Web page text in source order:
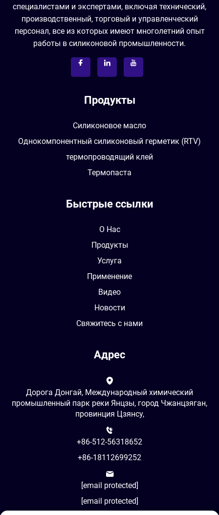
специалистами и экспертами, включая технический,
производственный, торговый и управленческий
персонал, все из которых имеют многолетний опыт
работы в силиконовой промышленности.
Продукты
Силиконовое масло
Однокомпонентный силиконовый герметик (RTV)
термопроводящий клей
Термопаста
Быстрые ссылки
О Нас
Продукты
Услуга
Применение
Видео
Новости
Свяжитесь с нами
Адрес
Дорога Донгай, Международный химический
промышленный парк реки Янцзы, город Чжанцзяган,
провинция Цзянсу,
+86-512-56318652
+86-18112699252
[email protected]
[email protected]